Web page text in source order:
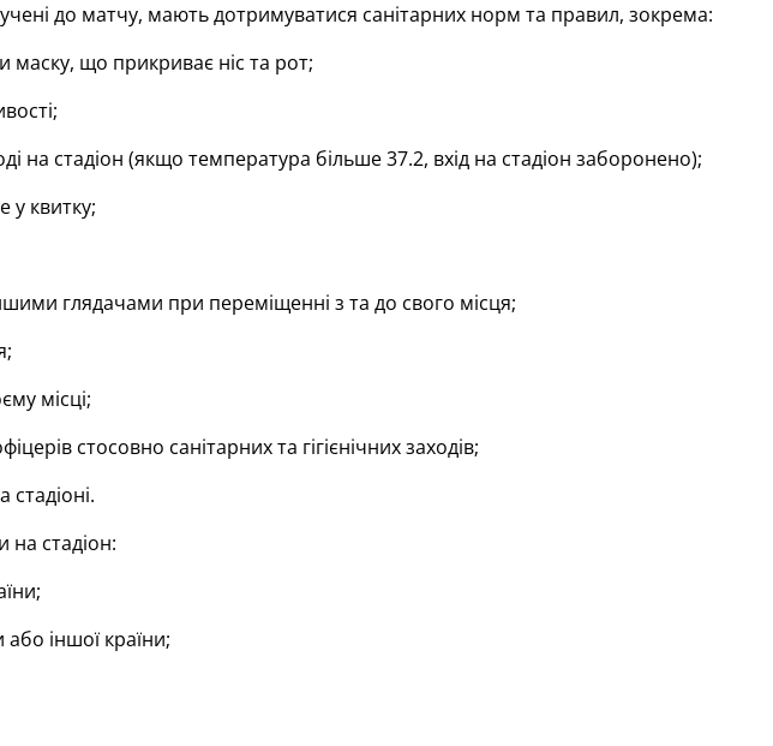
до матчу, мають дотримуватися санітарних норм та правил, зокрема:
маску, що прикриває ніс та рот;
на стадіон (якщо температура більше 37.2, вхід на стадіон заборонено);
у квитку;
глядачами при переміщенні з та до свого місця;
місці;
стосовно санітарних та гігієнічних заходів;
на стадіон:
іншої країни;